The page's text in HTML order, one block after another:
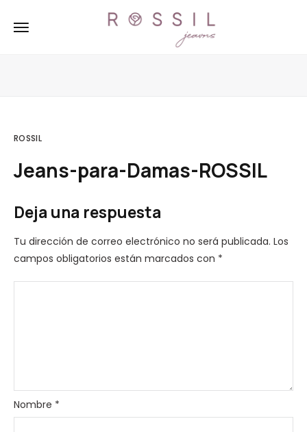
ROSSIL
Jeans-para-Damas-ROSSIL
Deja una respuesta
Tu dirección de correo electrónico no será publicada. Los
campos obligatorios están marcados con *
Nombre *